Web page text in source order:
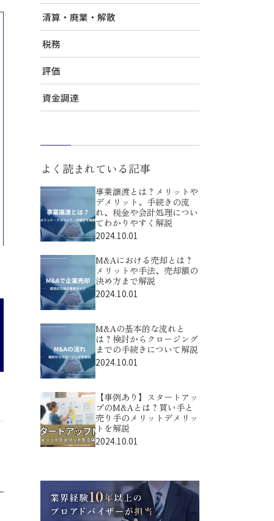
清算・廃業・解散
税務
評価
資金調達
よく読まれている記事
事業譲渡とは？メリットや
デメリット、手続きの流
れ、税金や会計処理につい
てわかりやすく解説
2024.10.01
M&Aにおける売却とは？
メリットや手法、売却額の
決め方まで解説
2024.10.01
M&Aの基本的な流れと
は？検討からクロージング
までの手続きについて解説
2024.10.01
【事例あり】スタートアッ
プのM&Aとは？買い手と
売り手のメリットデメリッ
トを解説
2024.10.01